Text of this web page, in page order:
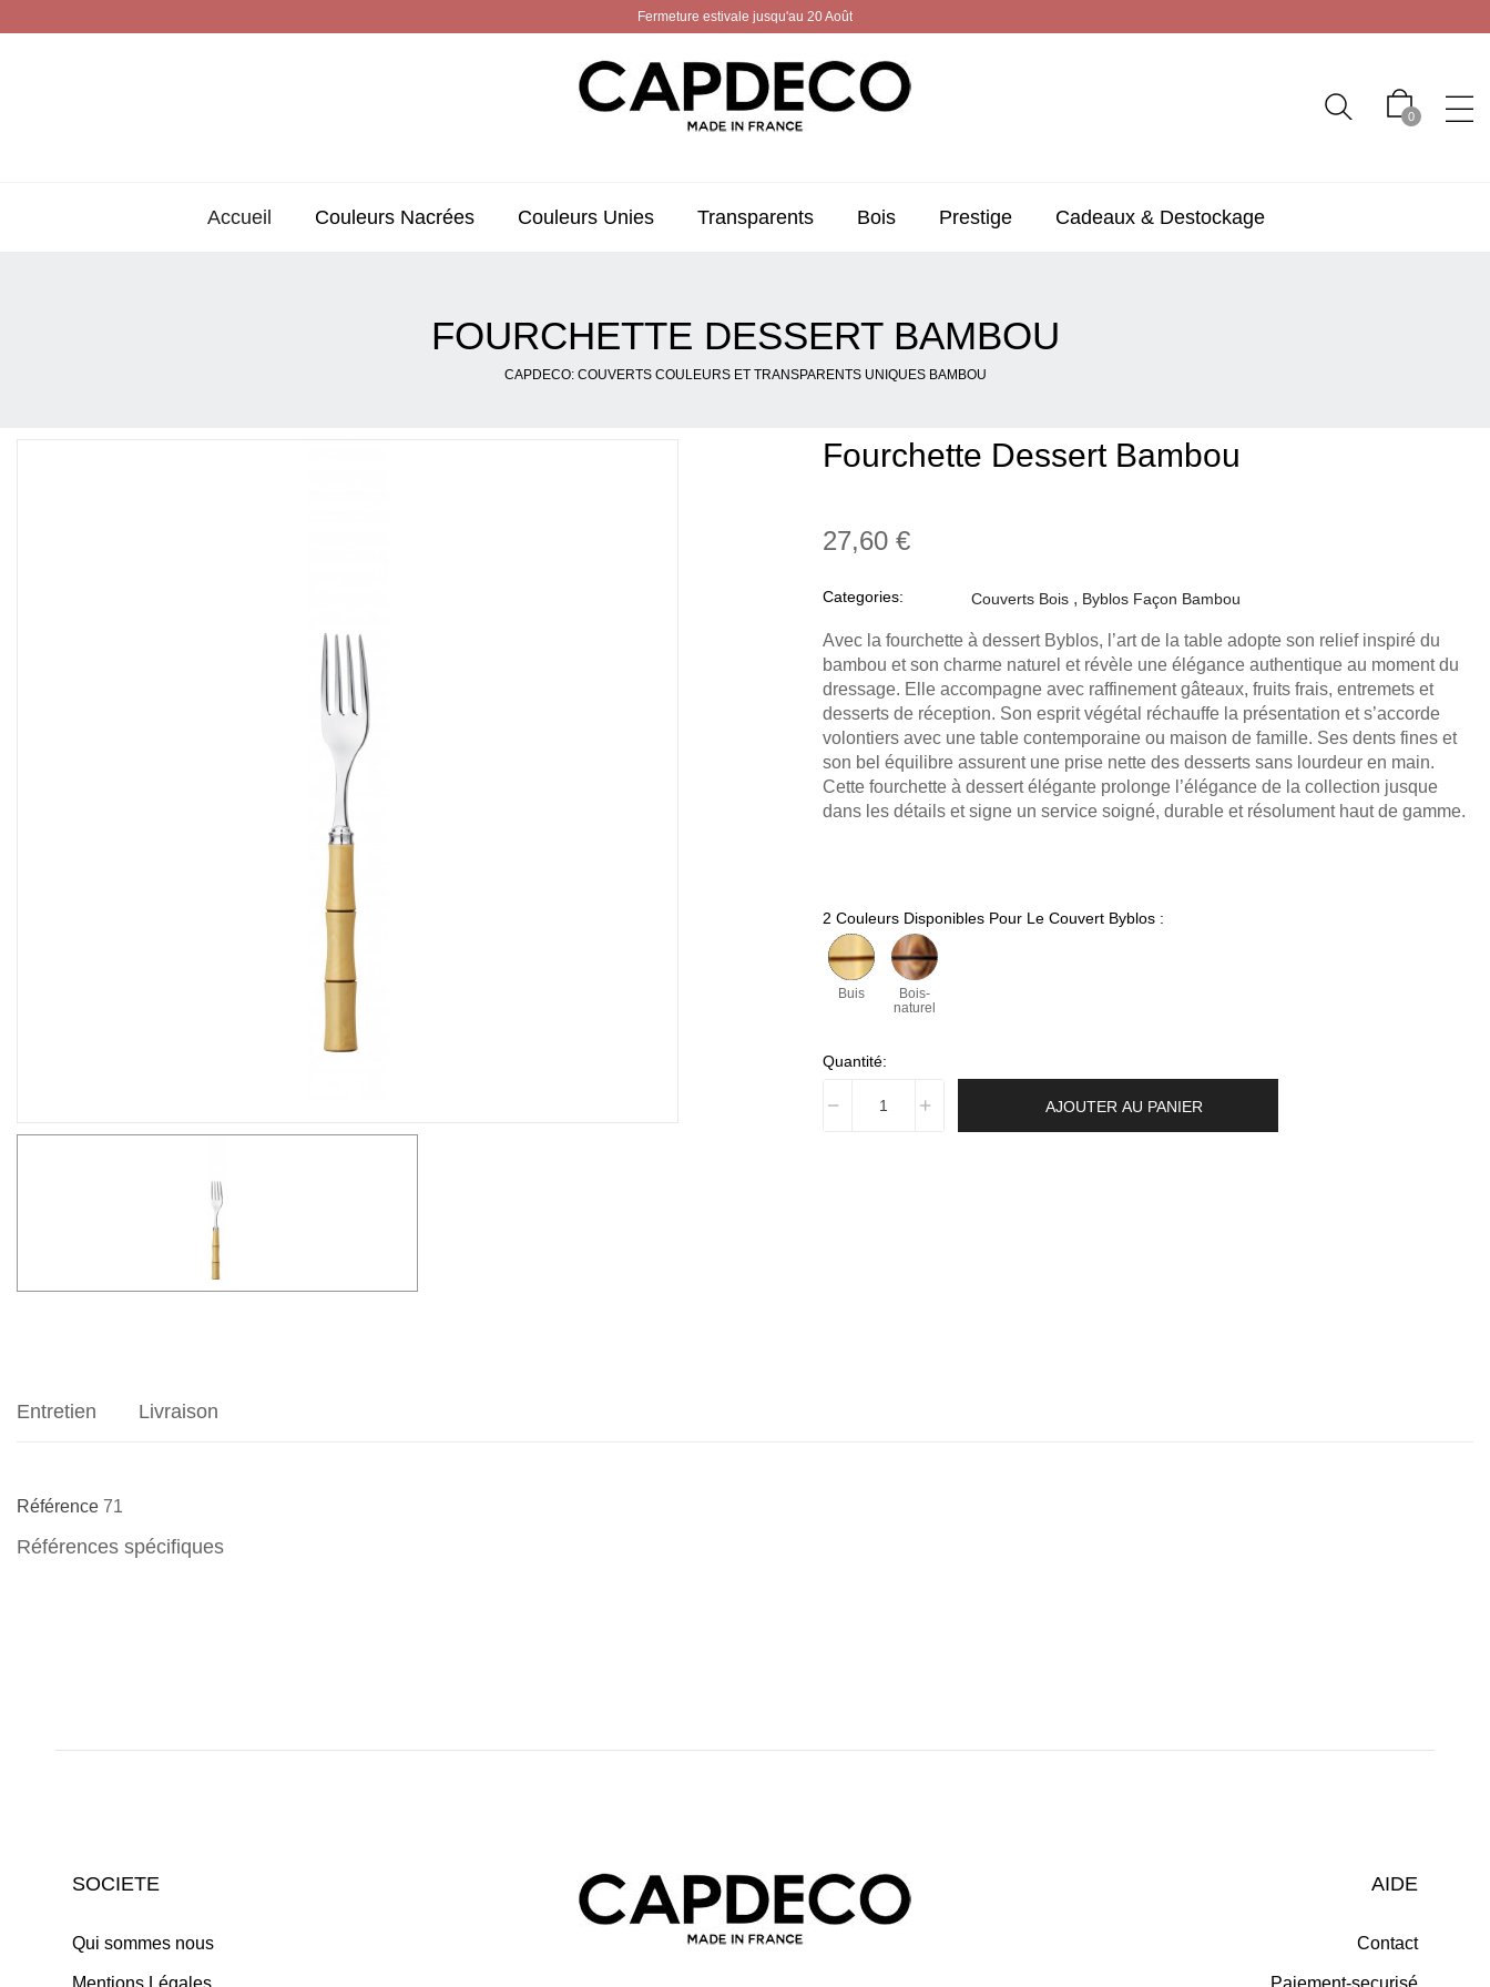
Fermeture estivale jusqu'au 20 Août
0
Accueil Couleurs Nacrées Couleurs Unies Transparents Bois Prestige Cadeaux & Destockage
FOURCHETTE DESSERT BAMBOU
CAPDECO: COUVERTS COULEURS ET TRANSPARENTS UNIQUES BAMBOU
Fourchette Dessert Bambou
27,60 €
Categories: Couverts Bois Byblos Façon Bambou
Avec la fourchette à dessert Byblos, l’art de la table adopte son relief inspiré du
bambou et son charme naturel et révèle une élégance authentique au moment du
dressage. Elle accompagne avec raffinement gâteaux, fruits frais, entremets et
desserts de réception. Son esprit végétal réchauffe la présentation et s’accorde
volontiers avec une table contemporaine ou maison de famille. Ses dents fines et
son bel équilibre assurent une prise nette des desserts sans lourdeur en main.
Cette fourchette à dessert élégante prolonge l’élégance de la collection jusque
dans les détails et signe un service soigné, durable et résolument haut de gamme.
2 Couleurs Disponibles Pour Le Couvert Byblos :
Buis
Bois-
naturel
Quantité:
AJOUTER AU PANIER
Entretien Livraison
Référence 71
Références spécifiques
SOCIETE
Qui sommes nous
AIDE
Contact